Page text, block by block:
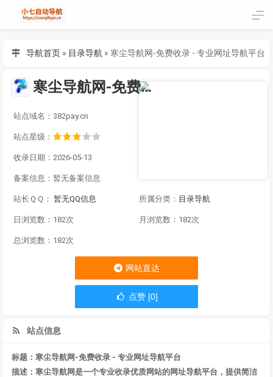
导航首页 » 目录导航 » 寒尘导航网-免费收录 - 专业网址导航平台
寒尘导航网-免费收录 - 专业网址导航平台
站点域名：382pay.cn
站点星级：
收录日期：2026-05-13
备案信息： 暂无备案信息
站长ＱＱ： 暂无QQ信息 所属分类： 目录导航
日浏览数：182次 月浏览数：182次
总浏览数：182次
网站直达
点赞 [0]
站点信息
标题：寒尘导航网-免费收录 - 专业网址导航平台
描述：寒尘导航网是一个专业收录优质网站的网址导航平台，提供简洁